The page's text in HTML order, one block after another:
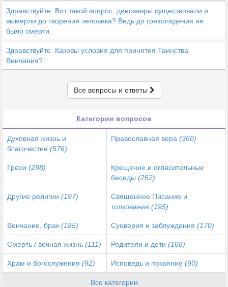
Здравствуйте. Вот такой вопрос: динозавры существовали и
вымерли до творения человека? Ведь до грехопадения не
было смерти.
Здравствуйте. Каковы условия для принятия Таинства
Венчания?
Все вопросы и ответы
Категории вопросов
Духовная жизнь и
благочестие (576)
Православная вера (360)
Грехи (298)
Крещение и огласительные
беседы (262)
Другие религии (197)
Священное Писание и
толкования (195)
Венчание, брак (185) Суеверия и заблуждения (170)
Смерть / вечная жизнь (111) Родители и дети (108)
Храм и богослужения (92) Исповедь и покаяние (90)
Все категории